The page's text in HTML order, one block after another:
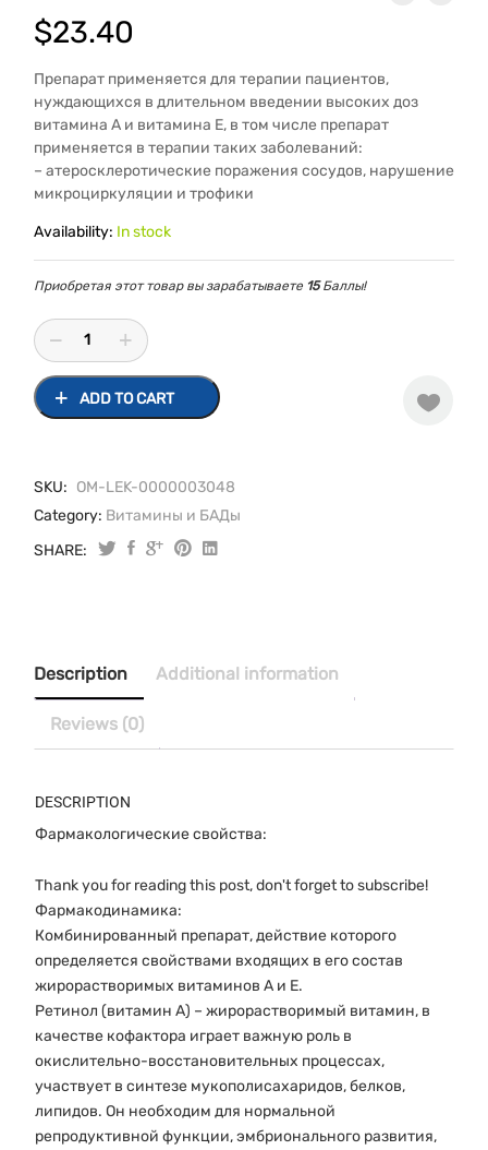
$23.40
Препарат применяется для терапии пациентов,
нуждающихся в длительном введении высоких доз
витамина А и витамина Е, в том числе препарат
применяется в терапии таких заболеваний:
– атеросклеротические поражения сосудов, нарушение
микроциркуляции и трофики
Availability: In stock
Приобретая этот товар вы зарабатываете 15Баллы!
ADD TO CART
SKU: OM-LEK-0000003048
Category: Витамины и БАДы
SHARE:
Description Additional information
Reviews (0)
DESCRIPTION
Фармакологические свойства:
Thank you for reading this post, don't forget to subscribe!
Фармакодинамика:
Комбинированный препарат, действие которого
определяется свойствами входящих в его состав
жирорастворимых витаминов А и Е.
Ретинол (витамин А) – жирорастворимый витамин, в
качестве кофактора играет важную роль в
окислительно-восстановительных процессах,
участвует в синтезе мукополисахаридов, белков,
липидов. Он необходим для нормальной
репродуктивной функции, эмбрионального развития,